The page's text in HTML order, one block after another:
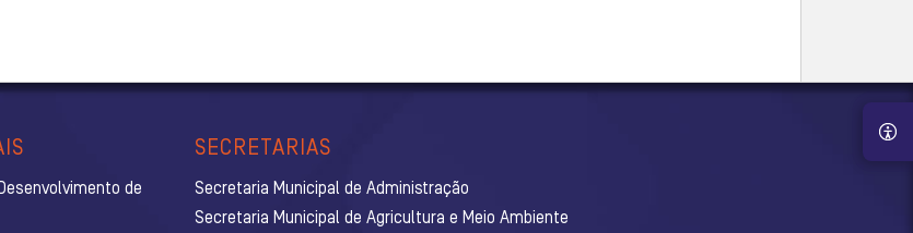
de
SECRETARIAS
Secretaria Municipal de Administração
Secretaria Municipal de Agricultura e Meio Ambiente